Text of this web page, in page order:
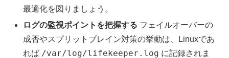
最適化を図りましょう。
ログの監視ポイントを把握する フェイルオーバーの
成否やスプリットブレイン対策の挙動は、Linuxであ
れば /var/log/lifekeeper.log に記録されま